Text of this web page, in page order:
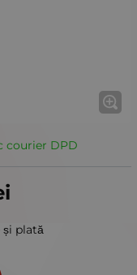
courier DPD
și plată